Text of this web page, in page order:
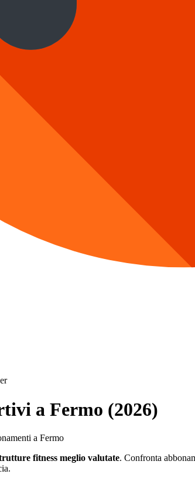
a Fermo (2026)
a Fermo
fitness meglio valutate. Confronta